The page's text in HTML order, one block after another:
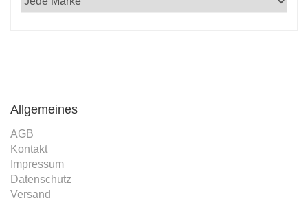
Allgemeines
AGB
Kontakt
Impressum
Datenschutz
Versand